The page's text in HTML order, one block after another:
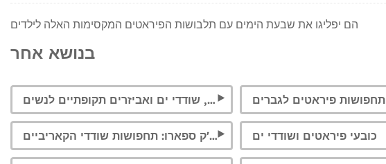
הם יפליגו את שבעת הימים עם תלבושות הפיראטים המקסימות האלה לילדים
בנושא אחר
תחפושות פיראטים, שודדי ים ואביזרים תקופתיים לנשים תחפושות פיראטים לגברים
תחפושות ג'ק ספארו: תחפושות שודדי הקאריביים כובעי פיראטים ושודדי ים